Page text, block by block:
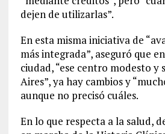
dejen de utilizarlas”.
En esta misma iniciativa de
más integrada”, aseguró que
ciudad, “ese centro modesto y
Aires”, ya hay cambios y
aunque no precisó cuáles.
En lo que respecta a la salud,